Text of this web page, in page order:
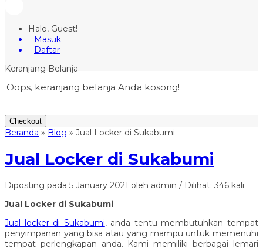
Halo, Guest!
Masuk
Daftar
Keranjang Belanja
Oops, keranjang belanja Anda kosong!
Checkout
Beranda » Blog » Jual Locker di Sukabumi
Jual Locker di Sukabumi
Diposting pada 5 January 2021 oleh admin / Dilihat: 346 kali
Jual Locker di Sukabumi
Jual locker di Sukabumi, anda tentu membutuhkan tempat
penyimpanan yang bisa atau yang mampu untuk memenuhi
tempat perlengkapan anda. Kami memiliki berbagai lemari